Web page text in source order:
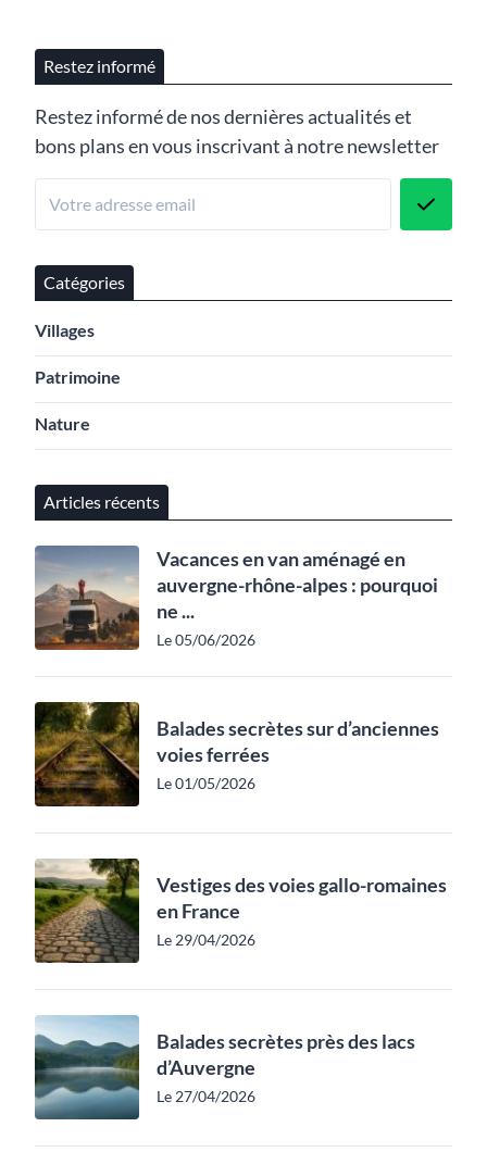
Restez informé
Restez informé de nos dernières actualités et
bons plans en vous inscrivant à notre newsletter
Catégories
Villages
Patrimoine
Nature
Articles récents
Vacances en van aménagé en
auvergne-rhône-alpes : pourquoi
ne ...
Le 05/06/2026
Balades secrètes sur d’anciennes
voies ferrées
Le 01/05/2026
Vestiges des voies gallo-romaines
en France
Le 29/04/2026
Balades secrètes près des lacs
d’Auvergne
Le 27/04/2026